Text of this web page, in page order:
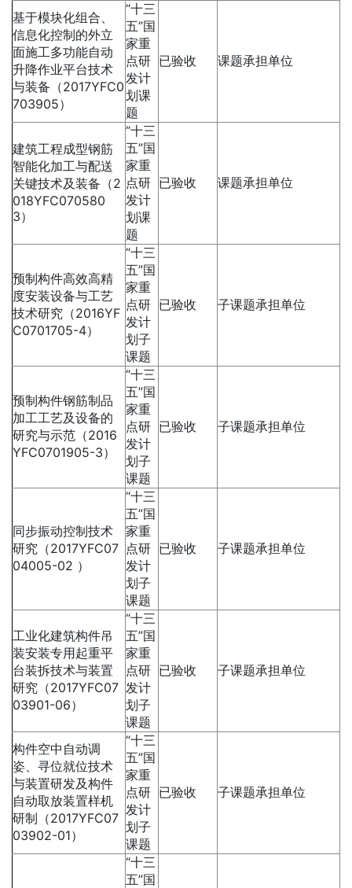
基于模块化组合、
信息化控制的外立
面施工多功能自动
升降作业平台技术
与装备（2017YFC0
703905）
“十三
五”国
家重
点研
发计
划课
题
已验收 课题承担单位
建筑工程成型钢筋
智能化加工与配送
关键技术及装备（2
018YFC070580
3）
“十三
五”国
家重
点研
发计
划课
题
已验收 课题承担单位
预制构件高效高精
度安装设备与工艺
技术研究（2016YF
C0701705-4）
“十三
五”国
家重
点研
发计
划子
课题
已验收 子课题承担单位
预制构件钢筋制品
加工工艺及设备的
研究与示范（2016
YFC0701905-3）
“十三
五”国
家重
点研
发计
划子
课题
已验收 子课题承担单位
同步振动控制技术
研究（2017YFC07
04005-02 ）
“十三
五”国
家重
点研
发计
划子
课题
已验收 子课题承担单位
工业化建筑构件吊
装安装专用起重平
台装拆技术与装置
研究（2017YFC07
03901-06）
“十三
五”国
家重
点研
发计
划子
课题
已验收 子课题承担单位
构件空中自动调
姿、寻位就位技术
与装置研发及构件
自动取放装置样机
研制（2017YFC07
03902-01）
“十三
五”国
家重
点研
发计
划子
课题
已验收 子课题承担单位
“十三
五”国